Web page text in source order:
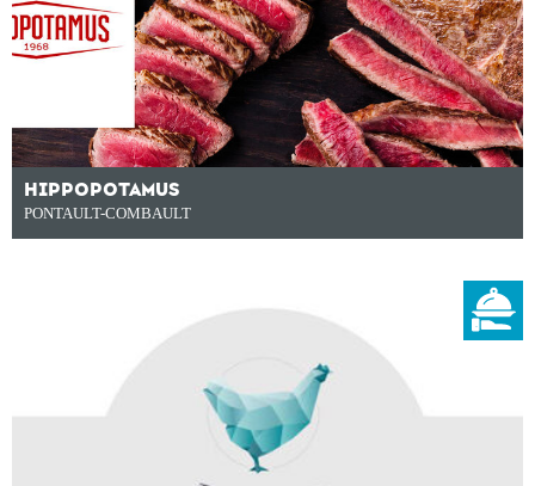
HIPPOPOTAMUS
PONTAULT-COMBAULT